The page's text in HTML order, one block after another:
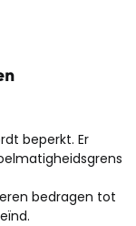
beperkt. Er
bedragen tot